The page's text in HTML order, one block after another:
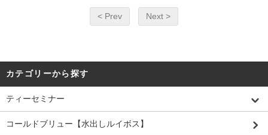
< Prev Next >
カテゴリーから探す
ティーセミナー
コールドブリュー【水出しルイボス】